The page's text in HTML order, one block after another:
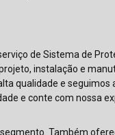
de Sistema de
instalação e
qualidade e seguimos
e conte com nossa
Também